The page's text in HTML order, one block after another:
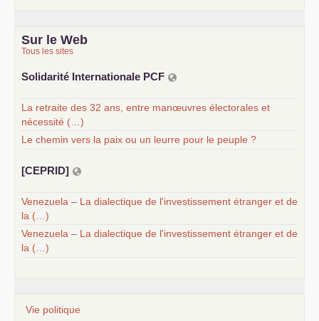
Sur le Web
Tous les sites
Solidarité Internationale PCF
La retraite des 32 ans, entre manœuvres électorales et
nécessité (…)
Le chemin vers la paix ou un leurre pour le peuple ?
[CEPRID]
Venezuela – La dialectique de l'investissement étranger et de
la (…)
Venezuela – La dialectique de l'investissement étranger et de
la (…)
Vie politique